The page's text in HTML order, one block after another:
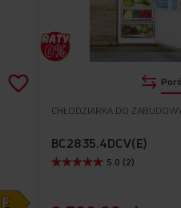
Dodaj
ulubionych
CHŁODZIARKA DO
BC2835.4DCV(E)
5.0 (2)